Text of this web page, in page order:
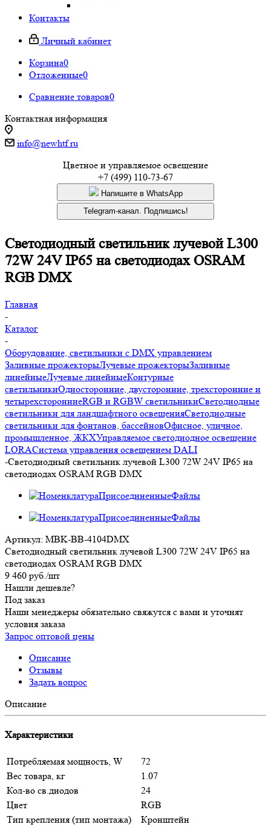
Контакты
Личный кабинет
Корзина0
Отложенные0
Сравнение товаров0
Контактная информация
info@newhtf.ru
Цветное и управляемое освещение
+7 (499) 110-73-67
Напишите в WhatsApp
Telegram-канал. Подпишись!
Светодиодный светильник лучевой L300
72W 24V IP65 на светодиодах OSRAM
RGB DMX
Главная
-
Каталог
-
Оборудование, светильники с DMX управлением
Заливные прожекторыЛучевые прожекторыЗаливные
линейныеЛучевые линейныеКонтурные
светильникиОдносторонние, двусторонние, трехсторонние и
четырехсторонниеRGB и RGBW светильникиСветодиодные
светильники для ландшафтного освещенияСветодиодные
светильники для фонтанов, бассейновОфисное, уличное,
промышленное, ЖКХУправляемое светодиодное освещение
LORAСистема управления освещением DALI
-Светодиодный светильник лучевой L300 72W 24V IP65 на
светодиодах OSRAM RGB DMX
Артикул: MBK-BB-4104DMX
Светодиодный светильник лучевой L300 72W 24V IP65 на
светодиодах OSRAM RGB DMX
9 460 руб./шт
Нашли дешевле?
Под заказ
Наши менеджеры обязательно свяжутся с вами и уточнят
условия заказа
Запрос оптовой цены
Описание
Отзывы
Задать вопрос
Описание
Характеристики
Потребляемая мощность, W
72
Вес товара, кг
1.07
Кол-во св.диодов
24
Цвет
RGB
Тип крепления (тип монтажа)
Кронштейн